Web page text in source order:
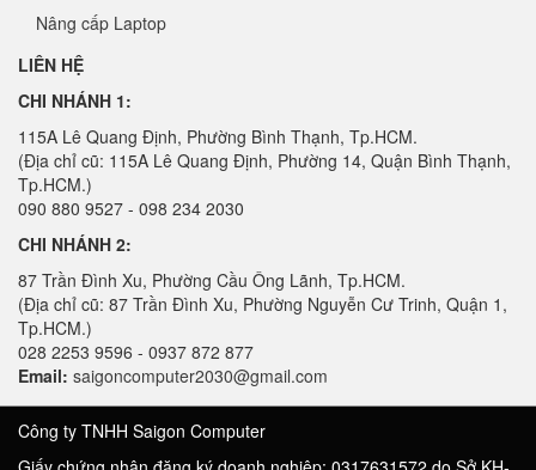
Nâng cấp Laptop
LIÊN HỆ
CHI NHÁNH 1:
115A Lê Quang Định, Phường Bình Thạnh, Tp.HCM.
(Địa chỉ cũ: 115A Lê Quang Định, Phường 14, Quận Bình Thạnh,
Tp.HCM.)
090 880 9527 - 098 234 2030
CHI NHÁNH 2:
87 Trần Đình Xu, Phường Cầu Ông Lãnh, Tp.HCM.
(Địa chỉ cũ: 87 Trần Đình Xu, Phường Nguyễn Cư Trinh, Quận 1,
Tp.HCM.)
028 2253 9596 - 0937 872 877
Email: saigoncomputer2030@gmail.com
Công ty TNHH Saigon Computer